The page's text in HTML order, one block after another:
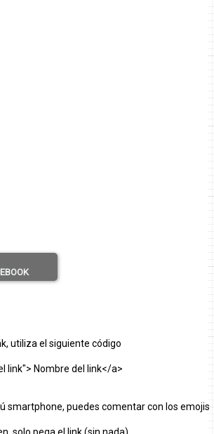
utiliza el siguiente código
link"> Nombre del link</a>
smartphone, puedes comentar con los emojis